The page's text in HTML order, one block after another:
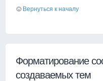
Вернуться к началу
Форматирование
создаваемых тем